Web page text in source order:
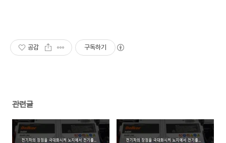
공감 구독하기
관련글